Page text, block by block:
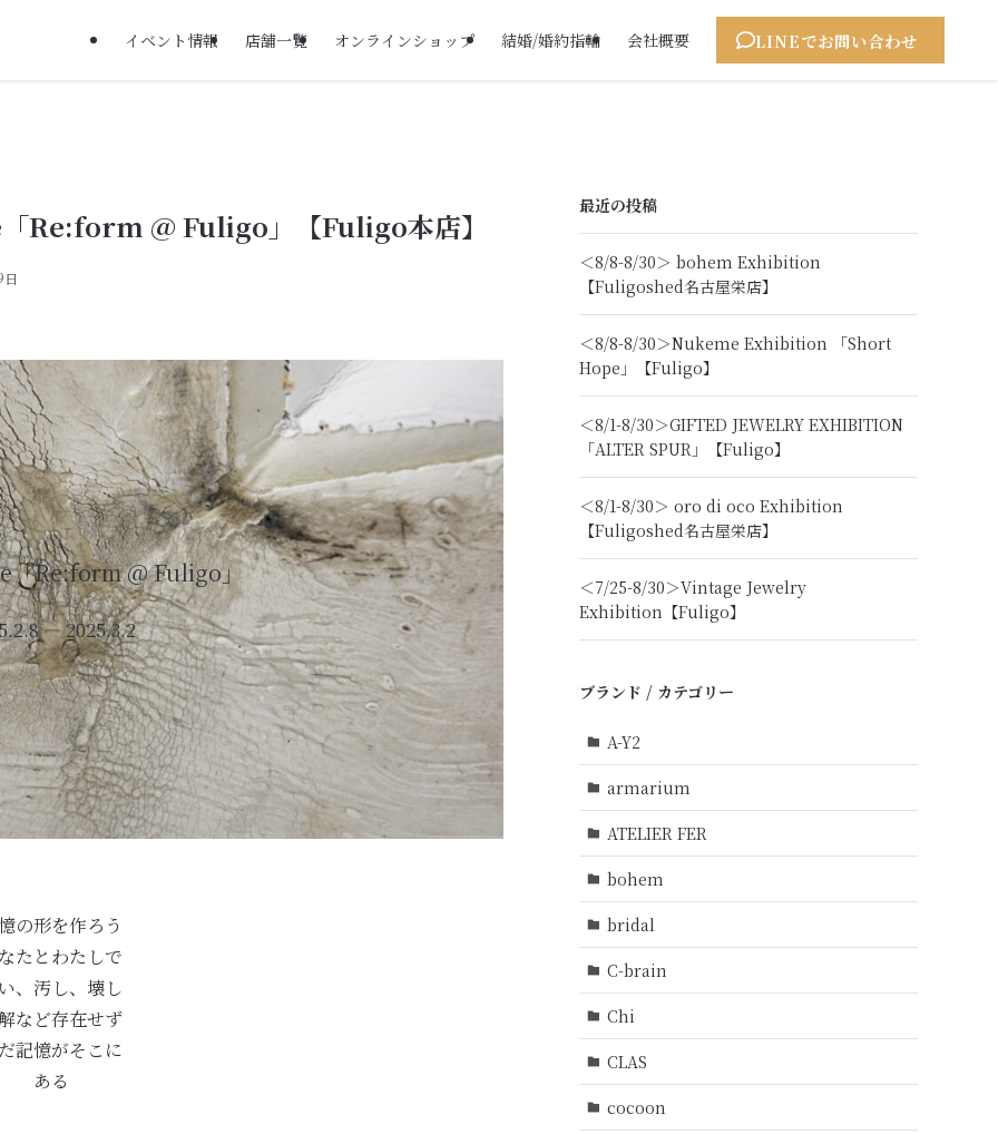
イベント情報 店舗一覧 オンラインショップ 結婚/婚約指輪 会社概要 LINEでお問い合わせ
Re:form @ Fuligo」【Fuligo本店】
Re:form @ Fuligo」
― 2025.3.2
の形を作ろう
たとわたしで
、汚し、壊し
など存在せず
記憶がそこに
ある
最近の投稿
＜8/8-8/30＞ bohem Exhibition
【Fuligoshed名古屋栄店】
＜8/8-8/30＞Nukeme Exhibition 「Short
Hope」【Fuligo】
＜8/1-8/30＞GIFTED JEWELRY EXHIBITION
「ALTER SPUR」【Fuligo】
＜8/1-8/30＞ oro di oco Exhibition
【Fuligoshed名古屋栄店】
＜7/25-8/30＞Vintage Jewelry
Exhibition【Fuligo】
ブランド / カテゴリー
A-Y2
armarium
ATELIER FER
bohem
bridal
C-brain
Chi
CLAS
cocoon